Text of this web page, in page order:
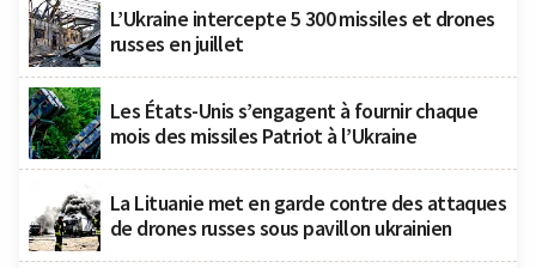
L’Ukraine intercepte 5 300 missiles et drones
russes en juillet
Les États-Unis s’engagent à fournir chaque
mois des missiles Patriot à l’Ukraine
La Lituanie met en garde contre des attaques
de drones russes sous pavillon ukrainien